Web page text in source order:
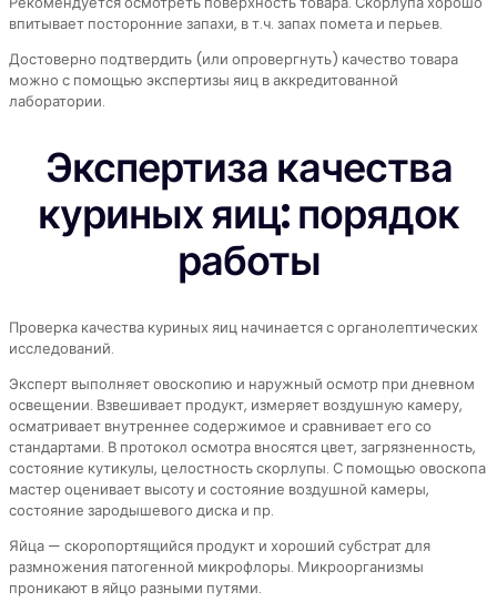
впитывает посторонние запахи, в т.ч. запах помета и перьев.
Достоверно подтвердить (или опровергнуть) качество товара
можно с помощью экспертизы яиц в аккредитованной
лаборатории.
Экспертиза качества
куриных яиц: порядок
работы
Проверка качества куриных яиц начинается с органолептических
исследований.
Эксперт выполняет овоскопию и наружный осмотр при дневном
освещении. Взвешивает продукт, измеряет воздушную камеру,
осматривает внутреннее содержимое и сравнивает его со
стандартами. В протокол осмотра вносятся цвет, загрязненность,
состояние кутикулы, целостность скорлупы. С помощью овоскопа
мастер оценивает высоту и состояние воздушной камеры,
состояние зародышевого диска и пр.
Яйца — скоропортящийся продукт и хороший субстрат для
размножения патогенной микрофлоры. Микроорганизмы
проникают в яйцо разными путями.